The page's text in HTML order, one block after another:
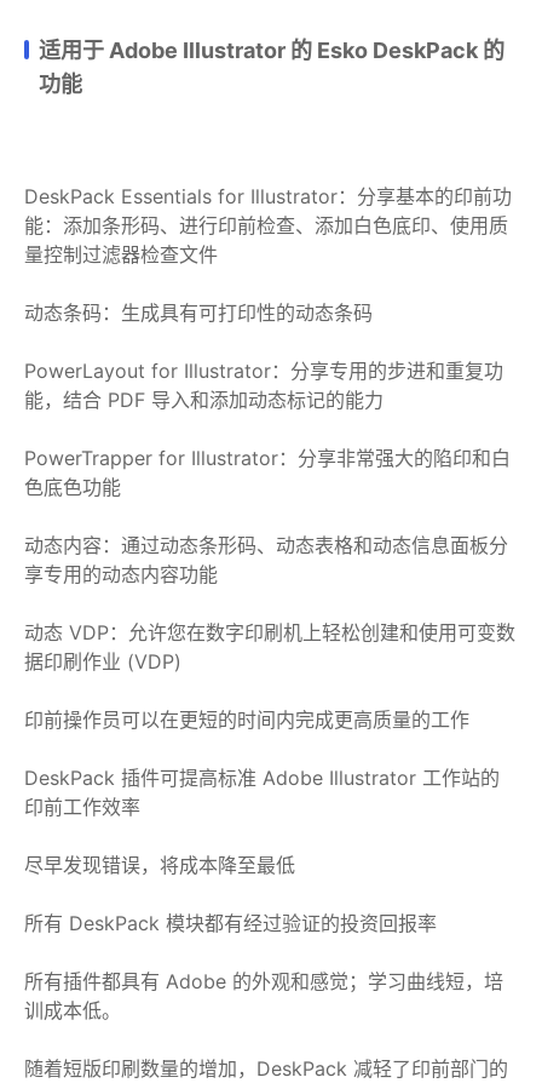
适用于 Adob​​e Illustrator 的 Esko DeskPack 的
功能
DeskPack Essentials for Illustrator：分享基本的印前功
能：添加条形码、进行印前检查、添加白色底印、使用质
量控制过滤器检查文件
动态条码：生成具有可打印性的动态条码
PowerLayout for Illustrator：分享专用的步进和重复功
能，结合 PDF 导入和添加动态标记的能力
PowerTrapper for Illustrator：分享非常强大的陷印和白
色底色功能
动态内容：通过动态条形码、动态表格和动态信息面板分
享专用的动态内容功能
动态 VDP：允许您在数字印刷机上轻松创建和使用可变数
据印刷作业 (VDP)
印前操作员可以在更短的时间内完成更高质量的工作
DeskPack 插件可提高标准 Adob​​e Illustrator 工作站的
印前工作效率
尽早发现错误，将成本降至最低
所有 DeskPack 模块都有经过验证的投资回报率
所有插件都具有 Adob​​e 的外观和感觉；学习曲线短，培
训成本低。
随着短版印刷数量的增加，DeskPack 减轻了印前部门的